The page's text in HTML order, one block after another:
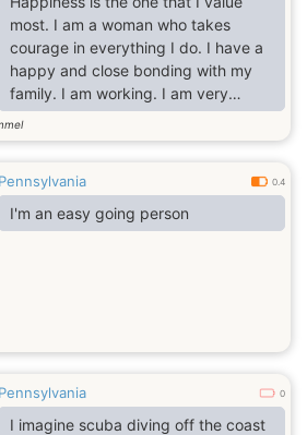
most. I am a woman who takes
courage in everything I do. I have a
happy and close bonding with my
family. I am working. I am very
cheerful, sweet, easy to be with and
family-oriented person. I look
I am very willing to relocate.
Pennsylvania 0.4
I'm an easy going person
Pennsylvania 0
I imagine scuba diving off the coast